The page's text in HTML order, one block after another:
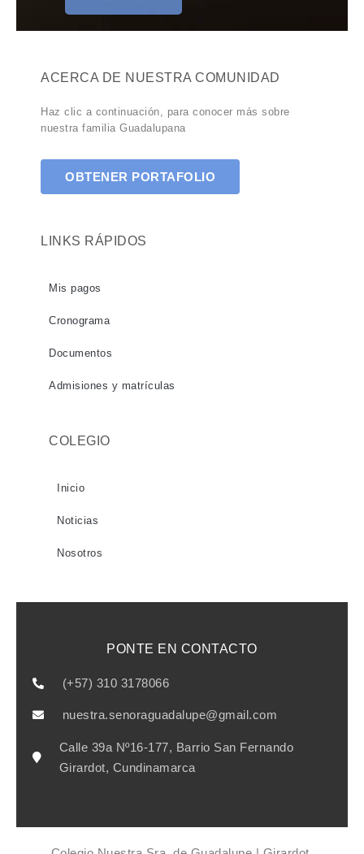
ACERCA DE NUESTRA COMUNIDAD
Haz clic a continuación, para conocer más sobre
nuestra familia Guadalupana
OBTENER PORTAFOLIO
LINKS RÁPIDOS
Mis pagos
Cronograma
Documentos
Admisiones y matrículas
COLEGIO
Inicio
Noticias
Nosotros
PONTE EN CONTACTO
(+57) 310 3178066
nuestra.senoraguadalupe@gmail.com
Calle 39a Nº16-177, Barrio San Fernando
Girardot, Cundinamarca